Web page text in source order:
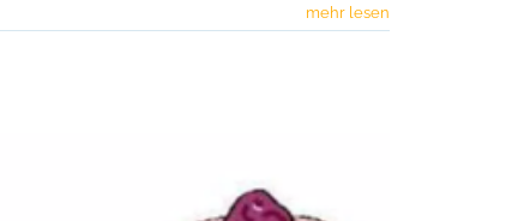
mehr lesen